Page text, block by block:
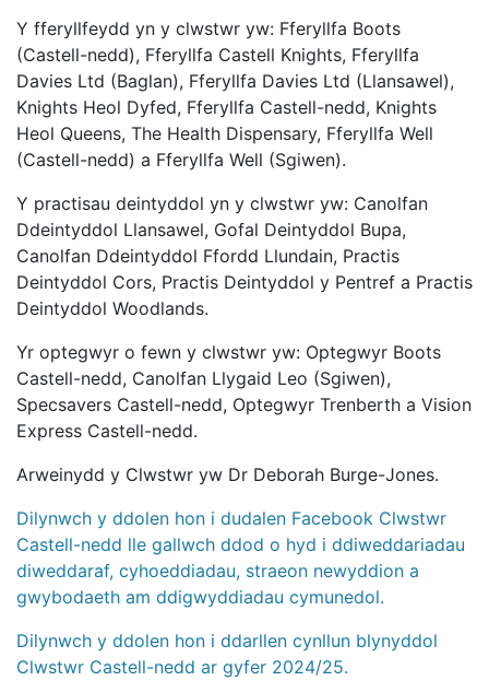
Y fferyllfeydd yn y clwstwr yw: Fferyllfa Boots
(Castell-nedd), Fferyllfa Castell Knights, Fferyllfa
Davies Ltd (Baglan), Fferyllfa Davies Ltd (Llansawel),
Knights Heol Dyfed, Fferyllfa Castell-nedd, Knights
Heol Queens, The Health Dispensary, Fferyllfa Well
(Castell-nedd) a Fferyllfa Well (Sgiwen).
Y practisau deintyddol yn y clwstwr yw: Canolfan
Ddeintyddol Llansawel, Gofal Deintyddol Bupa,
Canolfan Ddeintyddol Ffordd Llundain, Practis
Deintyddol Cors, Practis Deintyddol y Pentref a Practis
Deintyddol Woodlands.
Yr optegwyr o fewn y clwstwr yw: Optegwyr Boots
Castell-nedd, Canolfan Llygaid Leo (Sgiwen),
Specsavers Castell-nedd, Optegwyr Trenberth a Vision
Express Castell-nedd.
Arweinydd y Clwstwr yw Dr Deborah Burge-Jones.
Dilynwch y ddolen hon i dudalen Facebook Clwstwr
Castell-nedd lle gallwch ddod o hyd i ddiweddariadau
diweddaraf, cyhoeddiadau, straeon newyddion a
gwybodaeth am ddigwyddiadau cymunedol.
Dilynwch y ddolen hon i ddarllen cynllun blynyddol
Clwstwr Castell-nedd ar gyfer 2024/25.